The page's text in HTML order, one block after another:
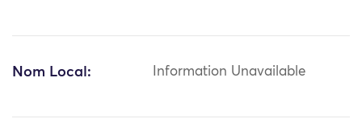
Nom Local: Information Unavailable